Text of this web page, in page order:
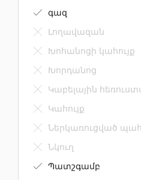
գազ
Լողավազան
Խոհանոցի կահույք
Խորդանոց
Կաբելային
Կահույք
Ներկառուցված
Նկուղ
Պատշգամբ